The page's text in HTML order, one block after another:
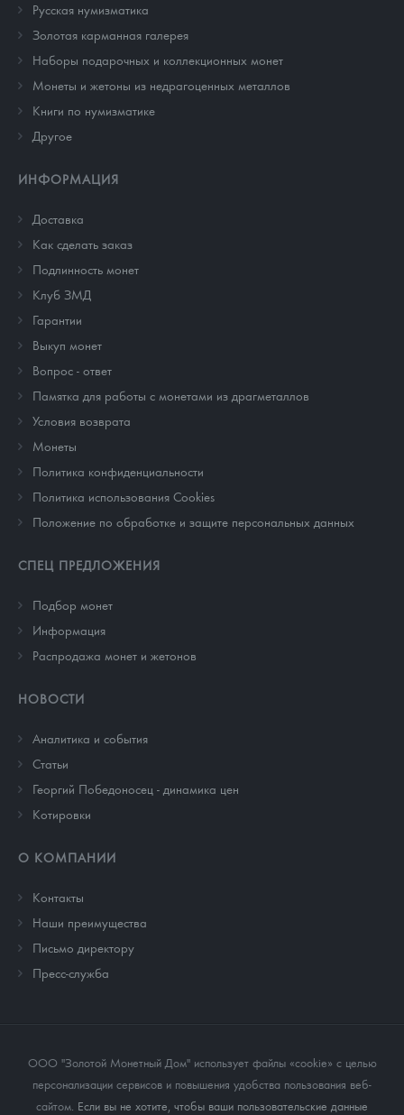
Русская нумизматика
Золотая карманная галерея
Наборы подарочных и коллекционных монет
Монеты и жетоны из недрагоценных металлов
Книги по нумизматике
Другое
ИНФОРМАЦИЯ
Доставка
Как сделать заказ
Подлинность монет
Клуб ЗМД
Гарантии
Выкуп монет
Вопрос - ответ
Памятка для работы с монетами из драгметаллов
Условия возврата
Монеты
Политика конфиденциальности
Политика использования Cookies
Положение по обработке и защите персональных данных
СПЕЦ ПРЕДЛОЖЕНИЯ
Подбор монет
Информация
Распродажа монет и жетонов
НОВОСТИ
Аналитика и события
Cтатьи
Георгий Победоносец - динамика цен
Котировки
О КОМПАНИИ
Контакты
Наши преимущества
Письмо директору
Пресс-служба
ООО "Золотой Монетный Дом" использует файлы «cookie» с целью
персонализации сервисов и повышения удобства пользования веб-
сайтом. Если вы не хотите, чтобы ваши пользовательские данные